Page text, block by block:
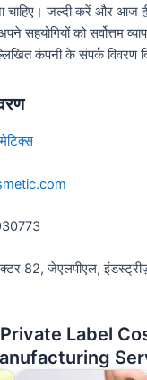
चाहिए। जल्दी करें और आज
सहयोगियों को सर्वोत्तम
कंपनी के संपर्क विवरण
82, जेएलपीएल, इंडस्ट्रीज़
Label